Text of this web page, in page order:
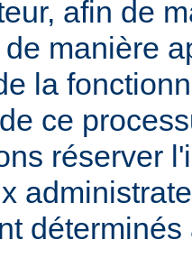
afin de
manière
la
ce
réserver